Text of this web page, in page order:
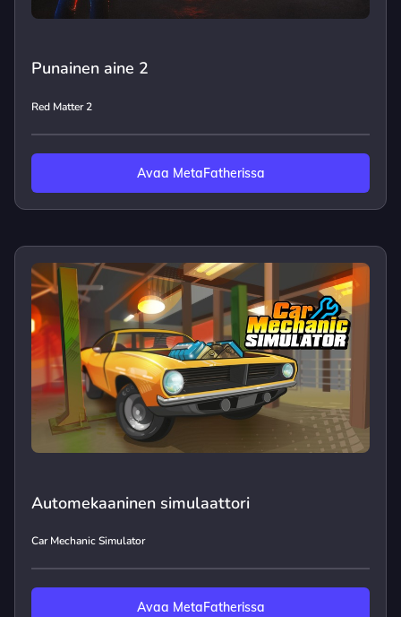
Punainen aine 2
Red Matter 2
Avaa MetaFatherissa
Automekaaninen simulaattori
Car Mechanic Simulator
Avaa MetaFatherissa